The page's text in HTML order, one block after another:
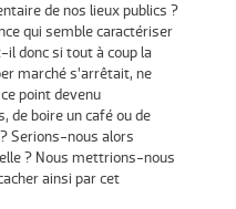
de nos lieux publics ?
qui semble caractériser
donc si tout à coup la
marché s’arrêtait, ne
point devenu
de boire un café ou de
Serions-nous alors
? Nous mettrions-nous
ainsi par cet